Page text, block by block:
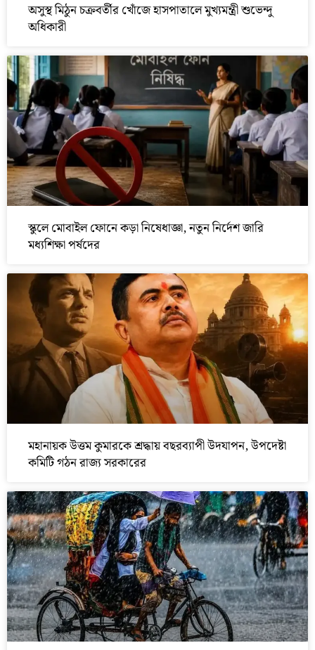
অসুস্থ মিঠুন চক্রবর্তীর খোঁজে হাসপাতালে মুখ্যমন্ত্রী শুভেন্দু
অধিকারী
স্কুলে মোবাইল ফোনে কড়া নিষেধাজ্ঞা, নতুন নির্দেশ জারি
মধ্যশিক্ষা পর্ষদের
মহানায়ক উত্তম কুমারকে শ্রদ্ধায় বছরব্যাপী উদযাপন, উপদেষ্টা
কমিটি গঠন রাজ্য সরকারের